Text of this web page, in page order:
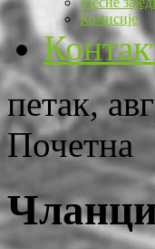
Комисије
петак,
Почетна